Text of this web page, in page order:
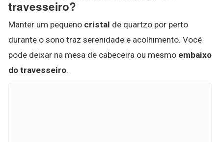
travesseiro?
Manter um pequeno cristal de quartzo por perto
durante o sono traz serenidade e acolhimento. Você
pode deixar na mesa de cabeceira ou mesmo embaixo
do travesseiro.